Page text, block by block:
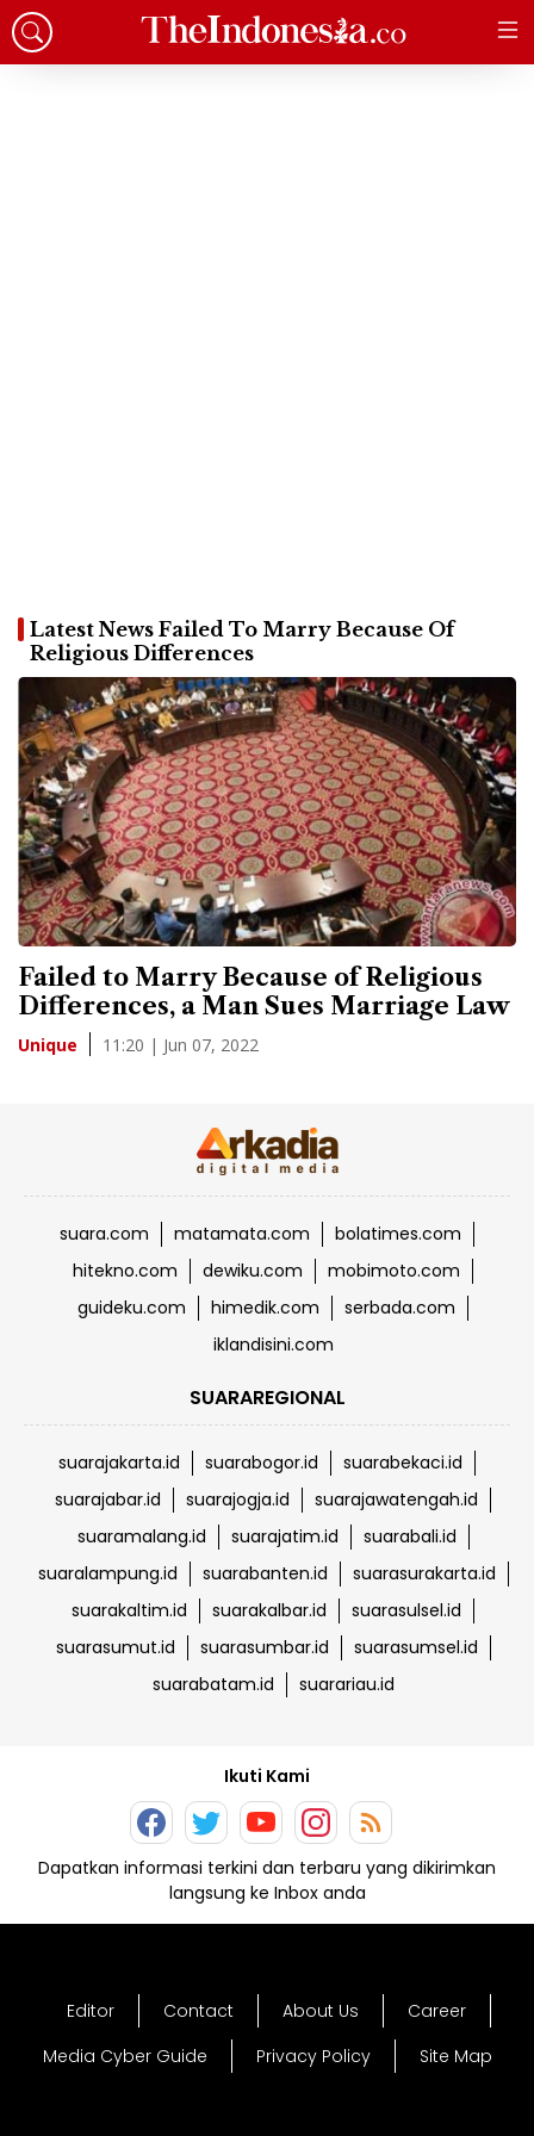
Latest News Failed To Marry Because Of
Religious Differences
Failed to Marry Because of Religious
Differences, a Man Sues Marriage Law
Unique 11:20 | Jun 07, 2022
suara.com matamata.com
bolatimes.com
hitekno.com
dewiku.com
mobimoto.com
guideku.com
himedik.com
serbada.com
iklandisini.com
SUARAREGIONAL
suarajakarta.id suarabogor.id
suarabekaci.id
suarajabar.id
suarajogja.id
suarajawatengah.id
suaramalang.id
suarajatim.id
suarabali.id
suaralampung.id
suarabanten.id
suarasurakarta.id
suarakaltim.id
suarakalbar.id
suarasulsel.id
suarasumut.id
suarasumbar.id
suarasumsel.id
suarabatam.id
suarariau.id
Ikuti Kami
Dapatkan informasi terkini dan terbaru yang dikirimkan
langsung ke Inbox anda
Editor Contact About Us
Career
Media Cyber Guide
Privacy Policy Site Map